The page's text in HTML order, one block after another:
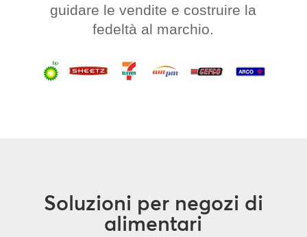
guidare le vendite e costruire la
fedeltà al marchio.
Soluzioni per negozi di
alimentari